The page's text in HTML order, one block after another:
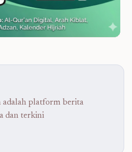
adalah platform berita
dan terkini